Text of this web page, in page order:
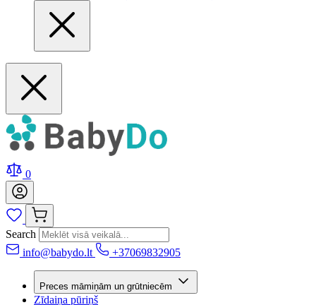
0
Search
info@babydo.lt
+37069832905
Preces māmiņām un grūtniecēm
Zīdaiņa pūriņš